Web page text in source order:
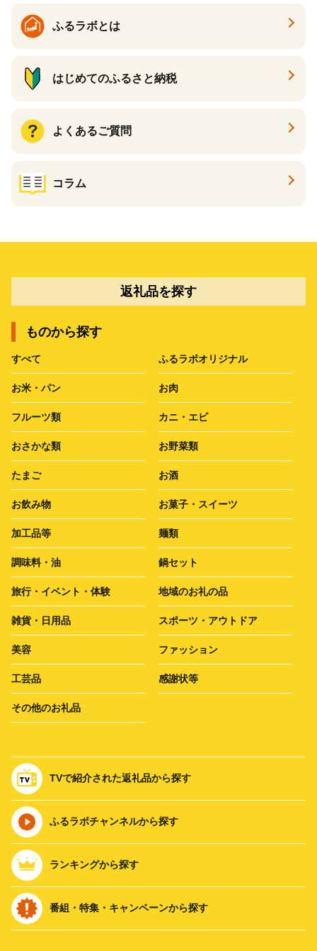
ふるラボとは
はじめてのふるさと納税
よくあるご質問
コラム
返礼品を探す
ものから探す
すべて ふるラボオリジナル
お米・パン お肉
フルーツ類 カニ・エビ
おさかな類 お野菜類
たまご お酒
お飲み物 お菓子・スイーツ
加工品等 麺類
調味料・油 鍋セット
旅行・イベント・体験 地域のお礼の品
雑貨・日用品 スポーツ・アウトドア
美容 ファッション
工芸品 感謝状等
その他のお礼品
TVで紹介された返礼品から探す
ふるラボチャンネルから探す
ランキングから探す
番組・特集・キャンペーンから探す